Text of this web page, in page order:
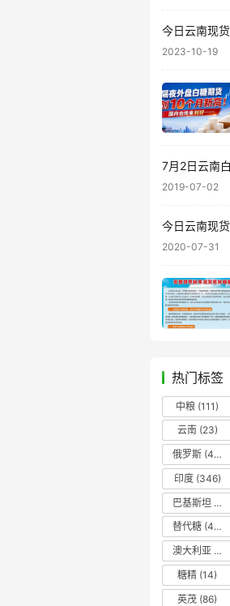
今日云南现
2023-10-19
7月2日云南
2019-07-02
今日云南现
2020-07-31
热门标签
中粮 (111)
云南(23)
俄罗斯 (43)
印度(346)
巴基斯坦
替代糖 (48)
澳大利亚
糖精 (14)
英茂 (86)